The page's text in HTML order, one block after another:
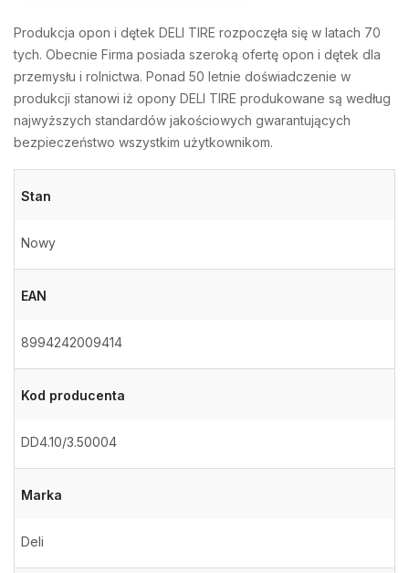
Produkcja opon i dętek DELI TIRE rozpoczęła się w latach 70
tych. Obecnie Firma posiada szeroką ofertę opon i dętek dla
przemysłu i rolnictwa. Ponad 50 letnie doświadczenie w
produkcji stanowi iż opony DELI TIRE produkowane są według
najwyższych standardów jakościowych gwarantujących
bezpieczeństwo wszystkim użytkownikom.
Stan
Nowy
EAN
8994242009414
Kod producenta
DD4.10/3.50004
Marka
Deli